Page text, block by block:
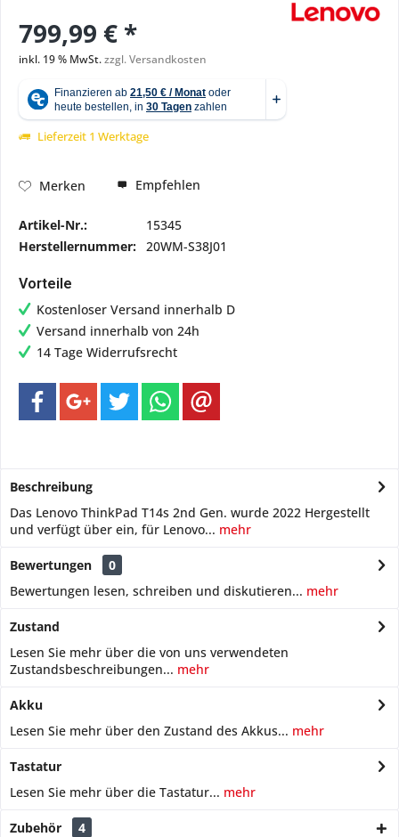
799,99 € *
inkl. 19 % MwSt.zzgl. Versandkosten
Lieferzeit 1 Werktage
Merken Empfehlen
Artikel-Nr.:
15345
Herstellernummer: 20WM-S38J01
Vorteile
Kostenloser Versand innerhalb D
Versand innerhalb von 24h
14 Tage Widerrufsrecht
Beschreibung
Das Lenovo ThinkPad T14s 2nd Gen. wurde 2022 Hergestellt
und verfügt über ein, für Lenovo... mehr
Bewertungen
0
Bewertungen lesen, schreiben und diskutieren... mehr
Zustand
Lesen Sie mehr über die von uns verwendeten
Zustandsbeschreibungen... mehr
Akku
Lesen Sie mehr über den Zustand des Akkus... mehr
Tastatur
Lesen Sie mehr über die Tastatur... mehr
Zubehör 4